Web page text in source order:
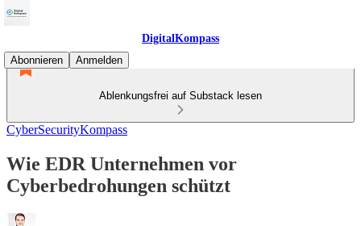
DigitalKompass
Abonnieren
Anmelden
Ablenkungsfrei auf Substack lesen
CyberSecurityKompass
Wie EDR Unternehmen vor
Cyberbedrohungen schützt